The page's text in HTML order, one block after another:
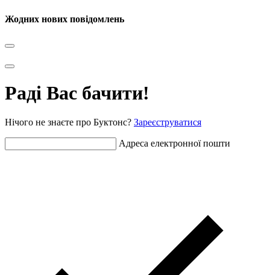
Жодних нових повідомлень
Раді Вас бачити!
Нічого не знаєте про Буктонс? Зареєструватися
Адреса електронної пошти